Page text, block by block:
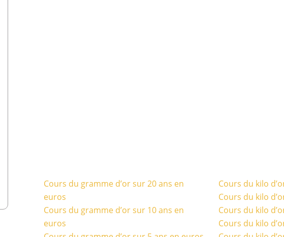
Cours du gramme d’or sur 20 ans en
euros
Cours du gramme d’or sur 10 ans en
euros
Cours du kilo
Cours du kilo
Cours du kilo
Cours du kilo